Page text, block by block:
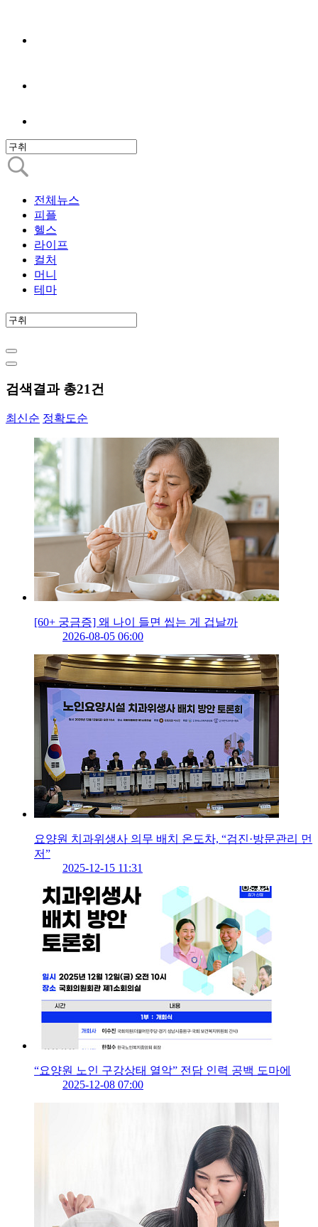
전체뉴스
피플
헬스
라이프
컬처
머니
테마
검색결과 총21건
최신순 정확도순
[60+ 궁금증] 왜 나이 들면 씹는 게 겁날까
2026-08-05 06:00
요양원 치과위생사 의무 배치 온도차, “검진·방문관리 먼
저”
2025-12-15 11:31
“요양원 노인 구강상태 열악” 전담 인력 공백 도마에
2025-12-08 07:00